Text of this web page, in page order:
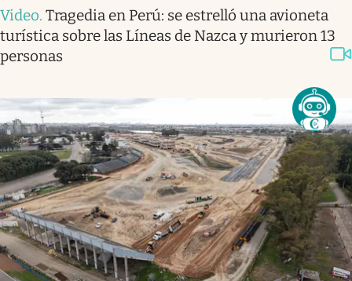
Video. Tragedia en Perú: se estrelló una avioneta
turística sobre las Líneas de Nazca y murieron 13
personas